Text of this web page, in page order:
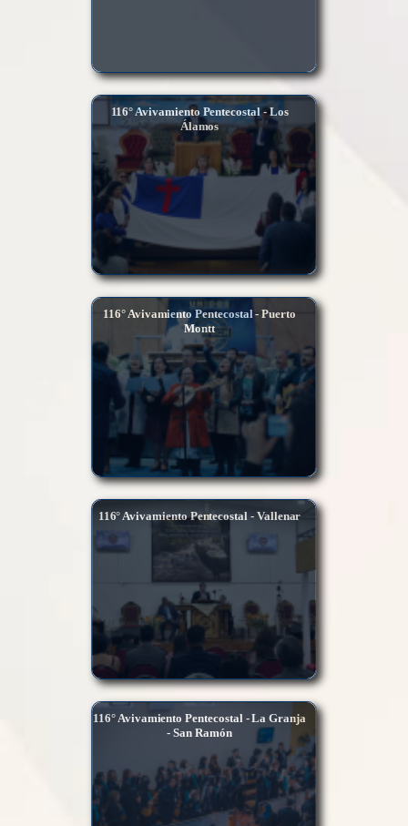
116° Avivamiento Pentecostal - Los
Álamos
116° Avivamiento Pentecostal - Puerto
Montt
116° Avivamiento Pentecostal - Vallenar
116° Avivamiento Pentecostal - La Granja
- San Ramón